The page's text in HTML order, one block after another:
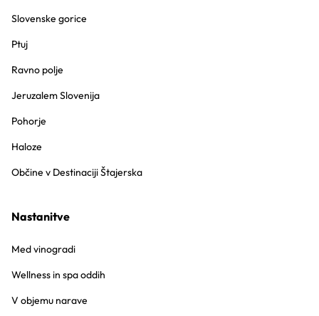
Slovenske gorice
Ptuj
Ravno polje
Jeruzalem Slovenija
Pohorje
Haloze
Občine v Destinaciji Štajerska
Nastanitve
Med vinogradi
Wellness in spa oddih
V objemu narave